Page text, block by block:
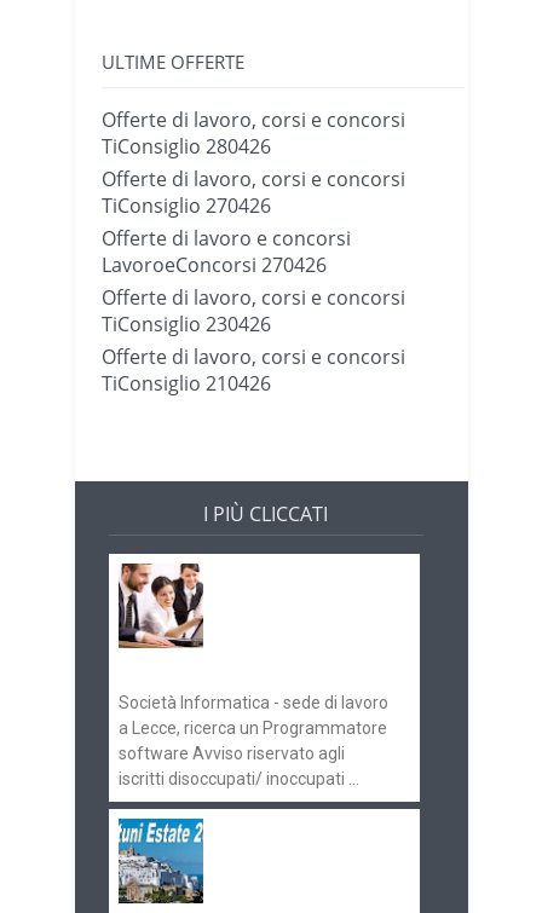
ULTIME OFFERTE
Offerte di lavoro, corsi e concorsi
TiConsiglio 280426
Offerte di lavoro, corsi e concorsi
TiConsiglio 270426
Offerte di lavoro e concorsi
LavoroeConcorsi 270426
Offerte di lavoro, corsi e concorsi
TiConsiglio 230426
Offerte di lavoro, corsi e concorsi
TiConsiglio 210426
I PIÙ CLICCATI
Società Informatica - sede di lavoro
a Lecce, ricerca un Programmatore
software Avviso riservato agli
iscritti disoccupati/ inoccupati ...